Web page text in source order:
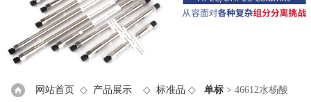
网站首页 ◇ 产品展示 ◇标准品 ◇单标 > 46612水杨酸